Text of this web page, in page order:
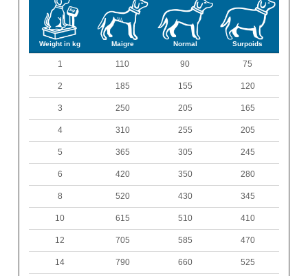
Weight in kg Maigre Normal Surpoids
1 110 90 75
2 185 155 120
3 250 205 165
4 310 255 205
5 365 305 245
6 420 350 280
8 520 430 345
10 615 510 410
12 705 585 470
14 790 660 525